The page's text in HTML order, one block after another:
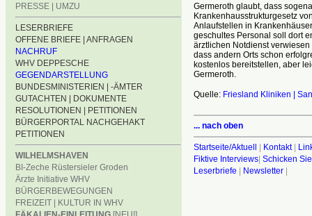
PRESSE | UMZU
LESERBRIEFE
OFFENE BRIEFE | ANFRAGEN
NACHRUF
WHV DEPPESCHE
GEGENDARSTELLUNG
BUNDESMINISTERIEN | -ÄMTER
GUTACHTEN | DOKUMENTE
RESOLUTIONEN | PETITIONEN
BÜRGERPORTAL NACHGEHAKT
PETITIONEN
WILHELMSHAVEN
BI-Zeche Rüstersieler Groden
Ärzte Initiative WHV
BÜRGERBEWEGUNGEN
FREIZEIT | KULTUR IN WHV
Germeroth glaubt, dass
Krankenhausstrukturgesetz
Anlaufstellen in
geschultes Personal soll dort
ärztlichen Notdienst
dass andern Orts schon
kostenlos bereitstellen, aber
Germeroth.
Quelle: Friesland Kliniken |
... nach oben
Startseite/Aktuell | Kontakt|
Fiktive Interviews| Schicken
Leserbriefe | Newsletter|